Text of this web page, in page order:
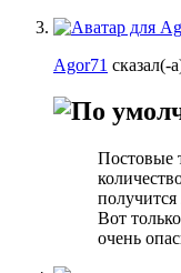
Agor71 сказал(-
Постовые
получится
Вот
очень